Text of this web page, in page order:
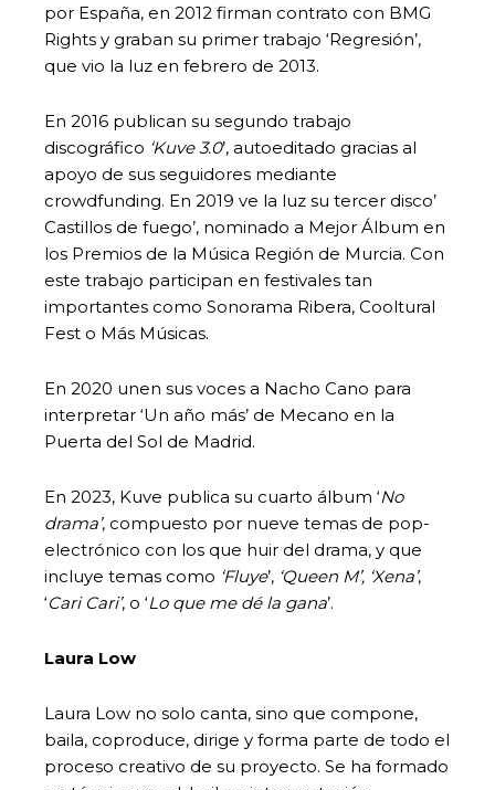
por España, en 2012 firman contrato con BMG
Rights y graban su primer trabajo ‘Regresión’,
que vio la luz en febrero de 2013.
En 2016 publican su segundo trabajo
discográfico ‘Kuve 3.0’, autoeditado gracias al
apoyo de sus seguidores mediante
crowdfunding. En 2019 ve la luz su tercer disco’
Castillos de fuego’, nominado a Mejor Álbum en
los Premios de la Música Región de Murcia. Con
este trabajo participan en festivales tan
importantes como Sonorama Ribera, Cooltural
Fest o Más Músicas.
En 2020 unen sus voces a Nacho Cano para
interpretar ‘Un año más’ de Mecano en la
Puerta del Sol de Madrid.
En 2023, Kuve publica su cuarto álbum ‘No
drama’, compuesto por nueve temas de pop-
electrónico con los que huir del drama, y que
incluye temas como ‘Fluye’, ‘Queen M’, ‘Xena’,
‘Cari Cari’, o ‘Lo que me dé la gana’.
Laura Low
Laura Low no solo canta, sino que compone,
baila, coproduce, dirige y forma parte de todo el
proceso creativo de su proyecto. Se ha formado